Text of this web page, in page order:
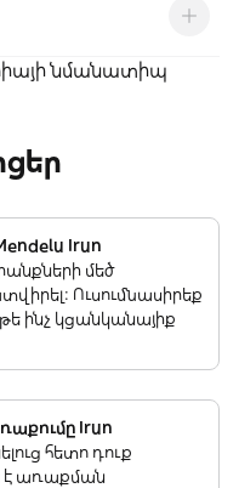
նմանատիպ
Irun
մեծ
Ուսումնասիրեք
ինչ կցանկանայիք
Irun
հետո դուք
է առաքման